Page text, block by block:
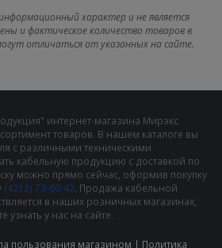
характер и не является
и фактическое количество товаров в
отличаться от указанных на сайте.
интернет-магазина Мирэкс
товаров. В нашем каталоге вы
с различными техническими
кабельную продукцию с доставкой по
можно прямо сейчас, оформив покупку
(4212) 73-60-42. Продажа кабельной
в наших розничных магазинах,
узнать у нас на сайте.
пользования магазином | Политика